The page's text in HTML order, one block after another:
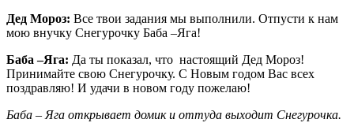
Дед Мороз: Все твои задания мы выполнили. Отпусти к нам
мою внучку Снегурочку Баба –Яга!
Баба –Яга: Да ты показал, что настоящий Дед Мороз!
Принимайте свою Снегурочку. С Новым годом Вас всех
поздравляю! И удачи в новом году пожелаю!
Баба – Яга открывает домик и оттуда выходит Снегурочка.